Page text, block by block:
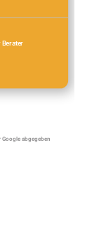
Google abgegeben